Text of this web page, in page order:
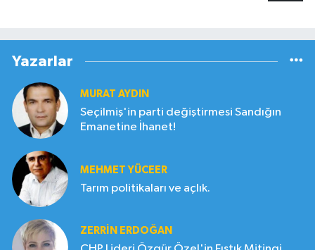
Yazarlar
MURAT AYDIN
Seçilmiş'in parti değiştirmesi Sandığın
Emanetine İhanet!
MEHMET YÜCEER
Tarım politikaları ve açlık.
ZERRIN ERDOĞAN